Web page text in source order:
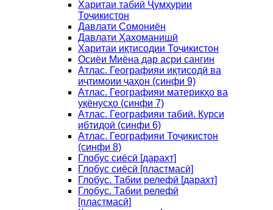
Харитаи табиӣ Ҷумҳурии
Тоҷикистон
Давлати Сомониён
Давлати Ҳахоманишӣ
Харитаи иқтисодии Тоҷикистон
Осиёи Миёна дар асри сангин
Атлас. Географияи иқтисодӣ ва
иҷтимоии ҷаҳон (синфи 9)
Атлас. Географияи материкҳо ва
уқёнусҳо (синфи 7)
Атлас. Географияи табиӣ. Курси
ибтидоӣ (синфи 6)
Атлас. Географияи Тоҷикистон
(синфи 8)
Глобус сиёсӣ [дарахт]
Глобус сиёсӣ [пластмасӣ]
Глобус. Табии релефӣ [дарахт]
Глобус. Табии релефӣ
[пластмасӣ]